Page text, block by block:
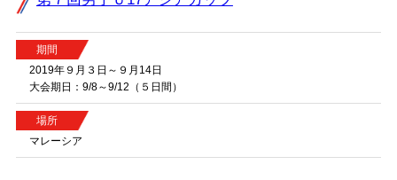
期間
2019年９月３日～９月14日
大会期日：9/8～9/12（５日間）
場所
マレーシア